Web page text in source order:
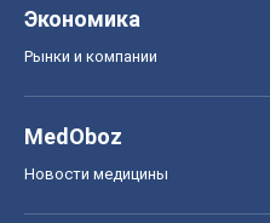
Экономика
Рынки и компании
MedOboz
Новости медицины